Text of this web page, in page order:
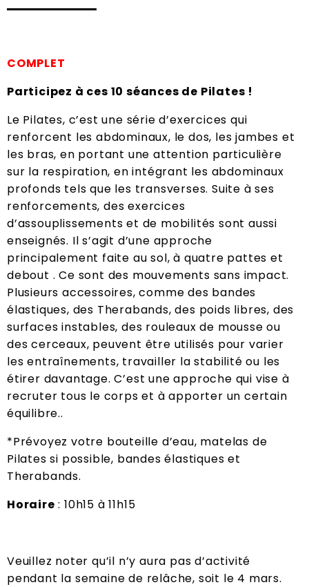
COMPLET
Participez à ces 10 séances de Pilates !
Le Pilates, c’est une série d’exercices qui
renforcent les abdominaux, le dos, les jambes et
les bras, en portant une attention particulière
sur la respiration, en intégrant les abdominaux
profonds tels que les transverses. Suite à ses
renforcements, des exercices
d’assouplissements et de mobilités sont aussi
enseignés. Il s’agit d’une approche
principalement faite au sol, à quatre pattes et
debout . Ce sont des mouvements sans impact.
Plusieurs accessoires, comme des bandes
élastiques, des Therabands, des poids libres, des
surfaces instables, des rouleaux de mousse ou
des cerceaux, peuvent être utilisés pour varier
les entraînements, travailler la stabilité ou les
étirer davantage. C’est une approche qui vise à
recruter tous le corps et à apporter un certain
équilibre..
*Prévoyez votre bouteille d’eau, matelas de
Pilates si possible, bandes élastiques et
Therabands.
Horaire : 10h15 à 11h15
Veuillez noter qu’il n’y aura pas d’activité
pendant la semaine de relâche, soit le 4 mars.